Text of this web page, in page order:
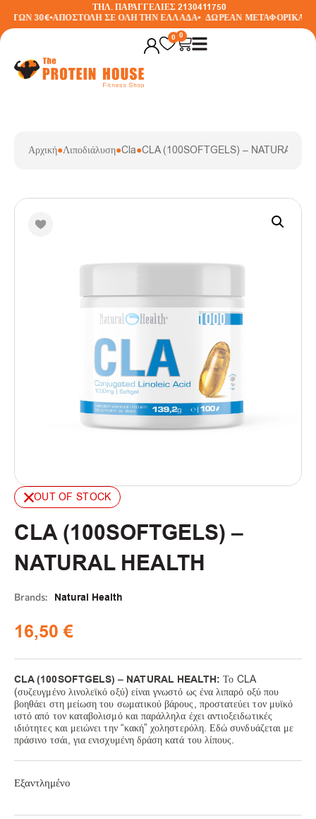
ΤΗΛ. ΠΑΡΑΓΓΕΛΙΕΣ 2130411750
ΤΩΝ 30€•ΑΠΟΣΤΟΛΗ ΣΕ ΟΛΗ ΤΗΝ ΕΛΛΑΔΑ• ΔΩΡΕΑΝ ΜΕΤΑΦΟΡΙΚΑ ΣΕ
0 0
Αρχική●Λιποδιάλυση●Cla●CLA (100SOFTGELS) – NATURAL
OUT OF STOCK
CLA (100SOFTGELS) –
NATURAL HEALTH
Brands: Natural Health
16,50€
CLA (100SOFTGELS) – NATURAL HEALTH: Το CLA
(συζευγμένο λινολεϊκό οξύ) είναι γνωστό ως ένα λιπαρό οξύ που
βοηθάει στη μείωση του σωματικού βάρους, προστατεύει τον μυϊκό
ιστό από τον καταβολισμό και παράλληλα έχει αντιοξειδωτικές
ιδιότητες και μειώνει την “κακή” χοληστερόλη. Εδώ συνδυάζεται με
πράσινο τσάι, για ενισχυμένη δράση κατά του λίπους.
Εξαντλημένο